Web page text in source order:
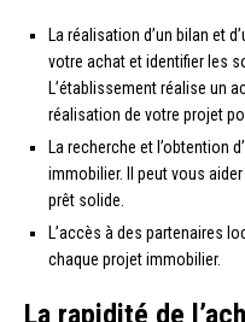
La réalisation d’un bilan et
votre achat et identifier les
L’établissement réalise un
réalisation de votre projet
La recherche et l’obtention
immobilier. Il peut vous
prêt solide.
L’accès à des partenaires
chaque projet immobilier.
La rapidité de